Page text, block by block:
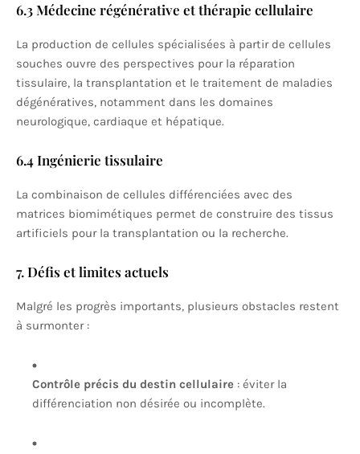
6.3 Médecine régénérative et thérapie cellulaire
La production de cellules spécialisées à partir de cellules
souches ouvre des perspectives pour la réparation
tissulaire, la transplantation et le traitement de maladies
dégénératives, notamment dans les domaines
neurologique, cardiaque et hépatique.
6.4 Ingénierie tissulaire
La combinaison de cellules différenciées avec des
matrices biomimétiques permet de construire des tissus
artificiels pour la transplantation ou la recherche.
7. Défis et limites actuels
Malgré les progrès importants, plusieurs obstacles restent
à surmonter :
Contrôle précis du destin cellulaire : éviter la
différenciation non désirée ou incomplète.